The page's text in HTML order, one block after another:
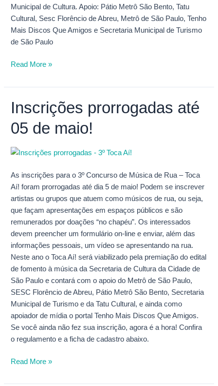
Municipal de Cultura. Apoio: Pátio Metrô São Bento, Tatu
Cultural, Sesc Florêncio de Abreu, Metrô de São Paulo, Tenho
Mais Discos Que Amigos e Secretaria Municipal de Turismo
de São Paulo
Read More »
Inscrições prorrogadas até
05 de maio!
As inscrições para o 3º Concurso de Música de Rua – Toca
Aí! foram prorrogadas até dia 5 de maio! Podem se inscrever
artistas ou grupos que atuem como músicos de rua, ou seja,
que façam apresentações em espaços públicos e são
remunerados por doações “no chapéu”. Os interessados
devem preencher um formulário on-line e enviar, além das
informações pessoais, um vídeo se apresentando na rua.
Neste ano o Toca Aí! será viabilizado pela premiação do edital
de fomento à música da Secretaria de Cultura da Cidade de
São Paulo e contará com o apoio do Metrô de São Paulo,
SESC Florêncio de Abreu, Pátio Metrô São Bento, Secretaria
Municipal de Turismo e da Tatu Cultural, e ainda como
apoiador de mídia o portal Tenho Mais Discos Que Amigos.
Se você ainda não fez sua inscrição, agora é a hora! Confira
o regulamento e a ficha de cadastro abaixo.
Inscrições
prorrogadas
até
de
Read More »